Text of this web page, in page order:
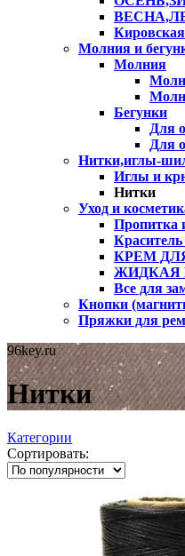
Молния и
Молния
Бегунки
Для
Для
Нитки,иглы-
Иглы и
Нитки
Уход и
Пропитка
КРЕМ
ЖИДКАЯ
Все для
Кнопки
Пряжки для
96key.ru
Нитки
Категории
Сортировать: